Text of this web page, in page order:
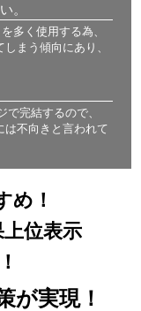
。
多く使用する為、
まう傾向にあり、
で完結するので、
は不向きと言われて
め！
位表示
が実現！